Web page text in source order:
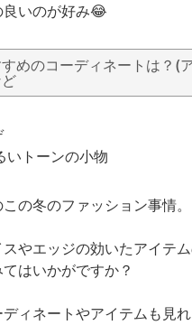
良いのが好み😂
すめのコーディネートは？(
いトーンの小物
の冬のファッション事情。
やエッジの効いたアイテ
はいかがですか？
ィネートやアイテムも見